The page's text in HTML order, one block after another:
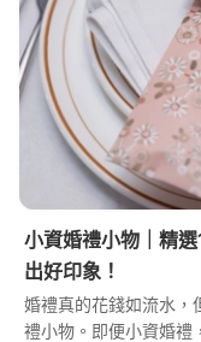
小資婚禮小物｜精
出好印象！
婚禮真的花錢如流水，
禮小物。即便小資婚禮